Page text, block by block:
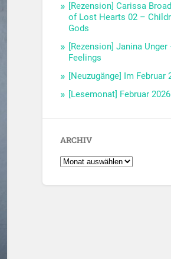
[Rezension] Carissa
of Lost Hearts 02 –
Gods
[Rezension] Janina
Feelings
[Neuzugänge] Im Februar
[Lesemonat] Februar
ARCHIV